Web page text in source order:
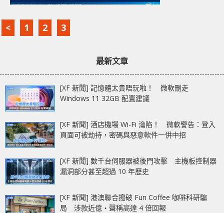
< 1 2 3
最新文章
[XF 新聞] 記憶體太貴唔玩啦！ 微軟刪走
Windows 11 32GB 配置建議
[XF 新聞] 酒店機場 Wi-Fi 淪陷！ 微軟警告：登入
頁面可被劫持，密碼與惡意軟件一併中招
[XF 新聞] 數千台伺服器被後門攻擊 主機板控制器
漏洞部分甚至超過 10 年歷史
[XF 新聞] 港澳聯合搗破 Fun Coffee 咖啡科研騙
局 涉款近億‧聲稱高達 4 倍回報